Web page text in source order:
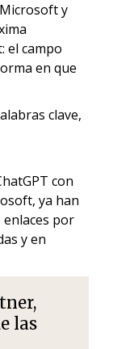
y
el campo
en que
clave,
con
ya han
enlaces por
y en
las